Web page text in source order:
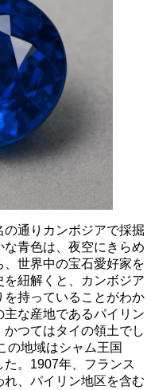
通りカンボジアで採掘
な青色は、夜空にきらめ
、世界中の宝石愛好家を
紐解くと、カンボジア
持っていることがわか
な産地であるパイリン
つてはタイの領土でし
の地域はシャム王国
た。1907年、フランス
、パイリン地区を含む